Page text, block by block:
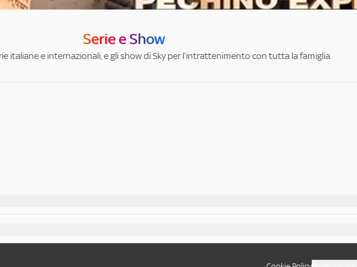
Serie e Show
italiane e internazionali, e gli show di Sky per l’intrattenimento con tutta la famiglia.